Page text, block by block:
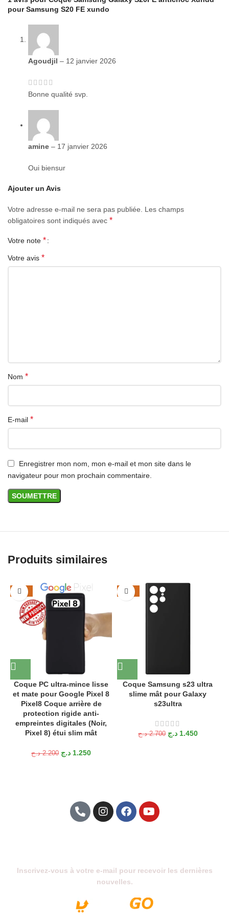
Les coins du pare-chocs protègent les chutes accidentelles
pour Samsung S20 FE xundo
Agoudjil – 12 janvier 2026
Bonne qualité svp.
amine – 17 janvier 2026
Oui biensur
Ajouter un Avis
Votre adresse e-mail ne sera pas publiée. Les champs
obligatoires sont indiqués avec *
Votre note *
Votre avis *
Nom *
E-mail *
Enregistrer mon nom, mon e-mail et mon site dans le
navigateur pour mon prochain commentaire.
Produits similaires
-43%
Coque PC ultra-mince lisse
et mate pour Google Pixel 8
Pixel8 Coque arrière de
protection rigide anti-
empreintes digitales (Noir,
Pixel 8) étui slim mât
2.200 د.ج 1.250 د.ج
-46%
Coque Samsung s23 ultra
slime mât pour Galaxy
s23ultra
2.700 د.ج 1.450 د.ج
Inscrivez-vous à votre e-mail pour recevoir les dernières
nouvelles.